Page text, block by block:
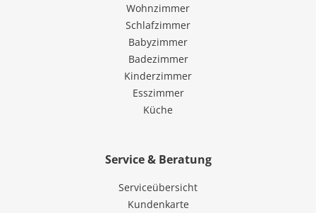
Wohnzimmer
Schlafzimmer
Babyzimmer
Badezimmer
Kinderzimmer
Esszimmer
Küche
Service & Beratung
Serviceübersicht
Kundenkarte